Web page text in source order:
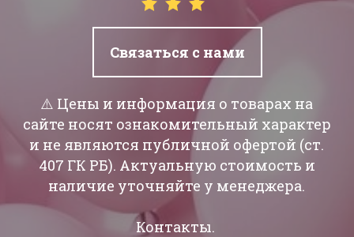
Связаться с нами
⚠️ Цены и информация о товарах на
сайте носят ознакомительный характер
и не являются публичной офертой (ст.
407 ГК РБ). Актуальную стоимость и
наличие уточняйте у менеджера.
Контакты.